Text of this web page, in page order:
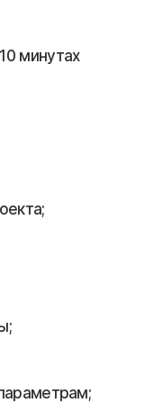
минутах